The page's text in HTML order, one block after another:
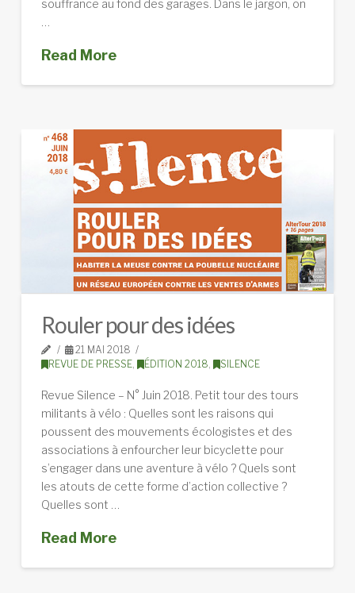
souffrance au fond des garages. Dans le jargon, on
Read More
Rouler pour des idées
21 MAI 2018
REVUE DE PRESSE, ÉDITION 2018, SILENCE
Revue Silence – N° Juin 2018. Petit tour des tours
militants à vélo : Quelles sont les raisons qui
poussent des mouvements écologistes et des
associations à enfourcher leur bicyclette pour
s’engager dans une aventure à vélo ? Quels sont
les atouts de cette forme d’action collective ?
Quelles sont …
Read More